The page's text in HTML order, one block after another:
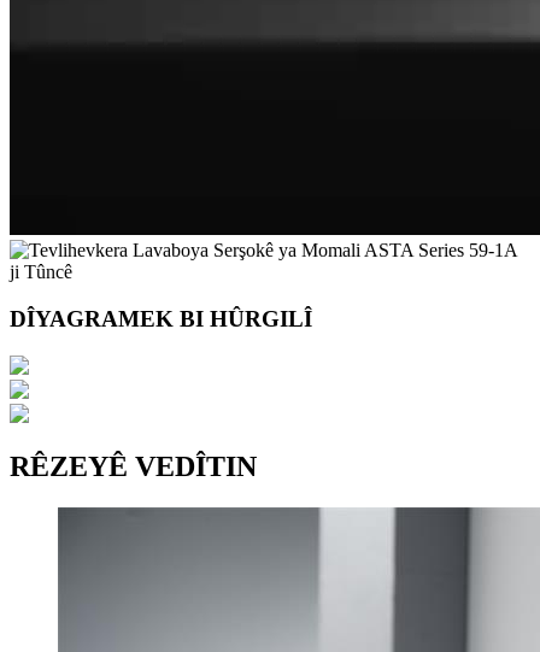
DÎYAGRAMEK BI HÛRGILÎ
RÊZEYÊ VEDÎTIN